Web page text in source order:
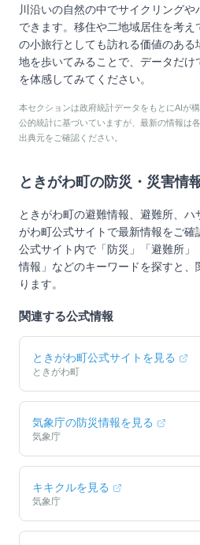
川沿いの自然の中でサイクリング
できます。移住や二地域居住を考
の小旅行としても訪れる価値のある
地を歩いてみることで、データだ
を体感してみてください。
本セクションは政府統計データをもとにAIが
公的統計に基づいていますが、最新の情報は
出典元をご確認ください。
ときがわ町 の防災・災害情
ときがわ町の避難情報、避難所、ハ
がわ町公式サイトで最新情報をご確
公式サイト内で「防災」「避難所
情報」などのキーワードを探すと、
ります。
関連する公式情報
ときがわ町公式サイトを見る
ときがわ町
気象庁の防災情報を見る
気象庁
キキクルを見る
気象庁